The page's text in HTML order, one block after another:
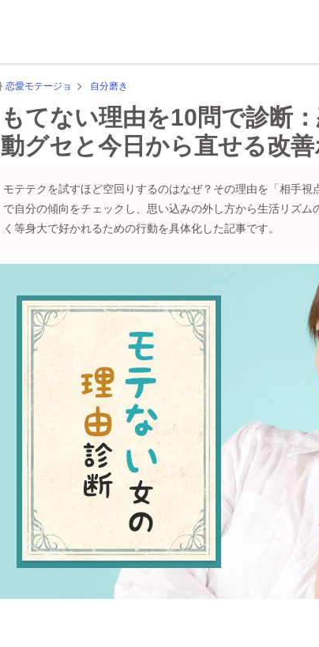
恋愛モテージョ 自分磨き
もてない理由を10問で診断
動グセと今日から直せる改善
モテテクを試すほど空回りするのはなぜ？その理由を「相手
で自分の傾向をチェックし、思い込みの外し方から生活リズ
く等身大で好かれるための行動を具体化した記事です。